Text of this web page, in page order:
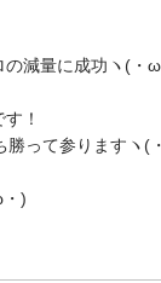
減量に成功ヽ(・ω
！
って参りますヽ(
)ゝ